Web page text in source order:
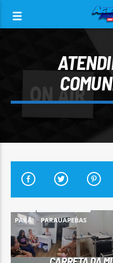
CURRENT TRACK
ARARA AZUL FM 96,9
PARÁ PARAUAPEBAS